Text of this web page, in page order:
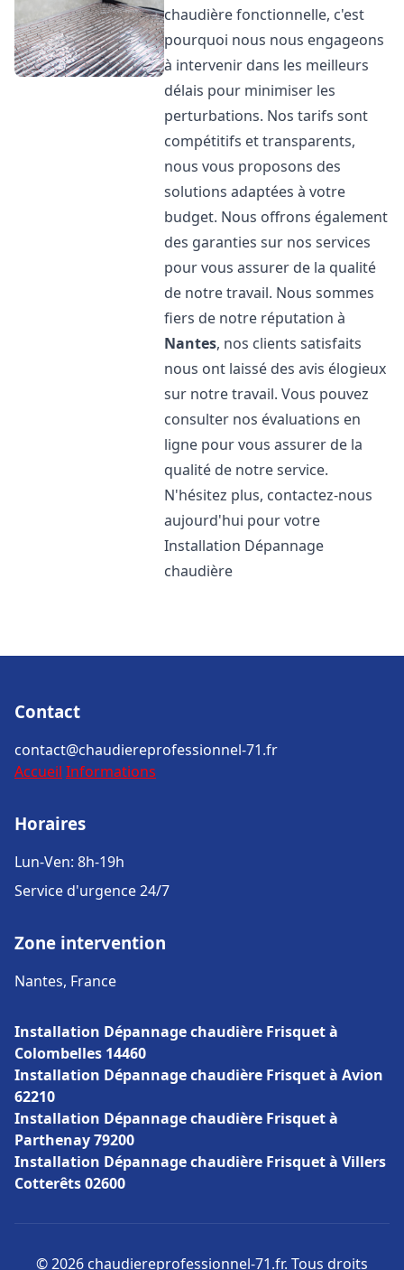
chaudière fonctionnelle, c'est
pourquoi nous nous engageons
à intervenir dans les meilleurs
délais pour minimiser les
perturbations. Nos tarifs sont
compétitifs et transparents,
nous vous proposons des
solutions adaptées à votre
budget. Nous offrons également
des garanties sur nos services
pour vous assurer de la qualité
de notre travail. Nous sommes
fiers de notre réputation à
Nantes, nos clients satisfaits
nous ont laissé des avis élogieux
sur notre travail. Vous pouvez
consulter nos évaluations en
ligne pour vous assurer de la
qualité de notre service.
N'hésitez plus, contactez-nous
aujourd'hui pour votre
Installation Dépannage
chaudière
Contact
contact@chaudiereprofessionnel-71.fr
Accueil Informations
Horaires
Lun-Ven: 8h-19h
Service d'urgence 24/7
Zone intervention
Nantes, France
Installation Dépannage chaudière Frisquet à
Colombelles 14460
Installation Dépannage chaudière Frisquet à Avion
62210
Installation Dépannage chaudière Frisquet à
Parthenay 79200
Installation Dépannage chaudière Frisquet à Villers
Cotterêts 02600
© 2026 chaudiereprofessionnel-71.fr. Tous droits